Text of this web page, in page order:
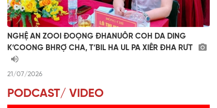
NGHỆ AN ZOOI ĐOỌNG ĐHANUÔR COH DA DING
K’COONG BHRỢ CHA, T’BIL HA UL PA XIÊR ĐHA RƯT
21/07/2026
PODCAST/ VIDEO